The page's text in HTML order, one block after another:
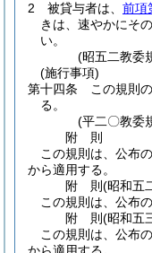
2
被貸与者は、 前項
きは、速やかにそ
い。
(昭五二教委
(施行事項)
第十四条
この規則
る。
(平二〇教委
附 則
この規則は、公布
から適用する。
附 則(昭和五
この規則は、公布
附 則(昭和五
この規則は、公布